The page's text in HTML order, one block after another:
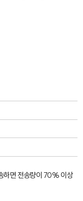
하면 전송량이 70% 이상